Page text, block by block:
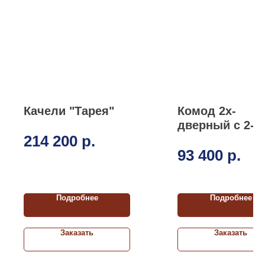
Качели "Тарея"
214 200 р.
Подробнее
Заказать
Комод 2х-
дверный с 2-
93 400 р.
Подробнее
Заказать